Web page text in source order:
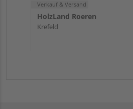
Verkauf & Versand
HolzLand Roeren
Krefeld